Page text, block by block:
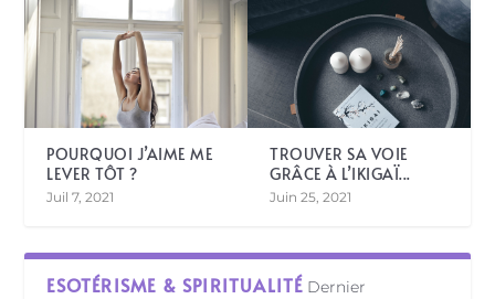
POURQUOI J’AIME ME
LEVER TÔT ?
Juil 7, 2021
TROUVER SA VOIE
GRÂCE À L’IKIGAÏ...
Juin 25, 2021
ESOTÉRISME & SPIRITUALITÉ Dernier